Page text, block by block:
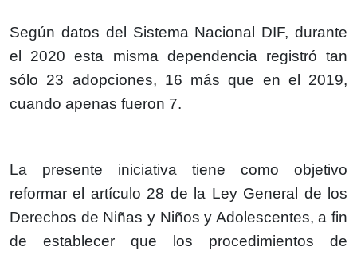
Según datos del Sistema Nacional DIF, durante
el 2020 esta misma dependencia registró tan
sólo 23 adopciones, 16 más que en el 2019,
cuando apenas fueron 7.
La presente iniciativa tiene como objetivo
reformar el artículo 28 de la Ley General de los
Derechos de Niñas y Niños y Adolescentes, a fin
de establecer que los procedimientos de